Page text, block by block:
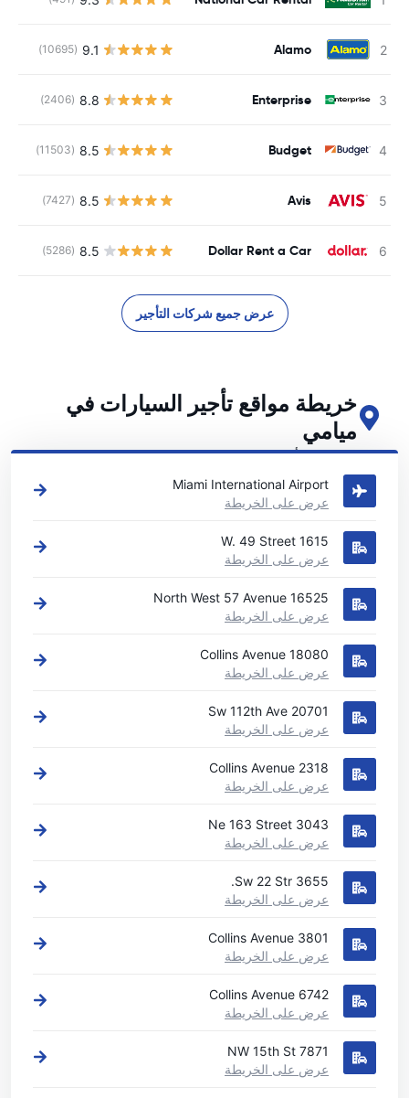
Alamo
9.1
(10695)
Enterprise
8.8
(2406)
Budget
8.5
(11503)
Avis
8.5
(7427)
Dollar Rent a Car
8.5
(5286)
عرض جميع شركات التأجير
خريطة مواقع تأجير السيارات في
ميامي
اطلع على مواقع تأجير السيارات الرئيسية لدينا في ميامي
Miami International Airport
عرض على الخريطة
1615 W. 49 Street
عرض على الخريطة
16525 North West 57 Avenue
عرض على الخريطة
18080 Collins Avenue
عرض على الخريطة
20701 Sw 112th Ave
عرض على الخريطة
2318 Collins Avenue
عرض على الخريطة
3043 Ne 163 Street
عرض على الخريطة
3655 Sw 22 Str.
عرض على الخريطة
3801 Collins Avenue
عرض على الخريطة
6742 Collins Avenue
عرض على الخريطة
7871 NW 15th St
عرض على الخريطة